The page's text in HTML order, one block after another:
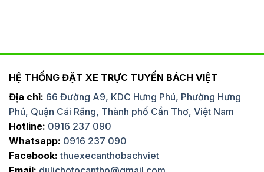
HỆ THỐNG ĐẶT XE TRỰC TUYẾN BÁCH VIỆT
Địa chỉ: 66 Đường A9, KDC Hưng Phú, Phường Hưng
Phú, Quận Cái Răng, Thành phố Cần Thơ, Việt Nam
Hotline: 0916 237 090
Whatsapp: 0916 237 090
Facebook: thuexecanthobachviet